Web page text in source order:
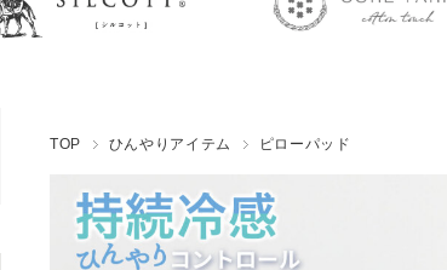
TOP ひんやりアイテム ピローパッド